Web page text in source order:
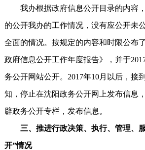
我办根据政府信息公开目录的内容
的公开我办的工作情况，没有应公开未
全面的情况。按规定的内容和时限公布
政府信息公开工作年度报告》，并于
务公开网站公开。2017年10月以后，接
知，停止在沈阳政务公开网上发布信息
辟政务公开专栏，发布信息。
三、推进行政决策、执行、管理、
开”情况